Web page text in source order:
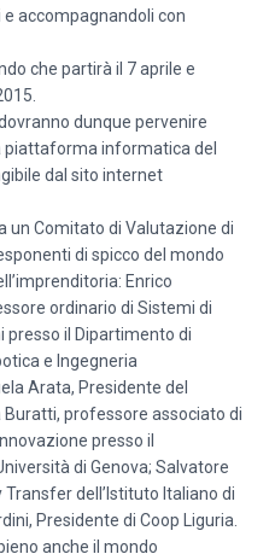
e accompagnandoli con
che partirà il 7 aprile e
dunque pervenire
informatica del
dal sito internet
un Comitato di Valutazione di
di spicco del mondo
Enrico
ordinario di Sistemi di
presso il Dipartimento di
e Ingegneria
Arata, Presidente del
Buratti, professore associato di
presso il
di Genova; Salvatore
dell’Istituto Italiano di
Presidente di Coop Liguria.
anche il mondo